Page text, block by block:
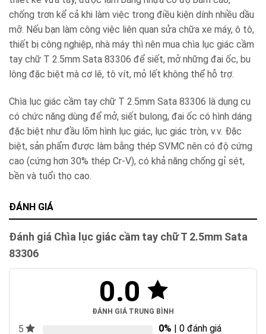
chống trơn kể cả khi làm việc trong điều kiện dính nhiều dầu
mỡ. Nếu bạn làm công việc liên quan sửa chữa xe máy, ô tô,
thiết bị công nghiệp, nhà máy thì nên mua chìa lục giác cầm
tay chữ T 2.5mm Sata 83306 để siết, mở những đai ốc, bu
lông đặc biệt mà cơ lê, tô vít, mỏ lết không thể hỗ trợ.
Chìa lục giác cầm tay chữ T 2.5mm Sata 83306 là dụng cụ
có chức năng dùng để mở, siết bulong, đai ốc có hình dáng
đặc biệt như đầu lõm hình lục giác, lục giác tròn, v.v. Đặc
biệt, sản phẩm được làm bằng thép SVMC nên có độ cứng
cao (cứng hơn 30% thép Cr-V), có khả năng chống gỉ sét,
bền và tuổi thọ cao.
ĐÁNH GIÁ
Đánh giá Chìa lục giác cầm tay chữ T 2.5mm Sata
83306
0.0
ĐÁNH GIÁ TRUNG BÌNH
5 0% | 0 đánh giá